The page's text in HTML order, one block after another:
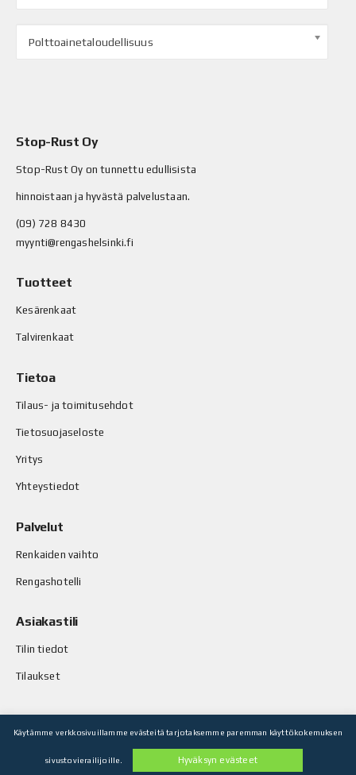
Polttoainetaloudellisuus
Stop-Rust Oy
Stop-Rust Oy on tunnettu edullisista
hinnoistaan ja hyvästä palvelustaan.
(09) 728 8430
myynti@rengashelsinki.fi
Tuotteet
Kesärenkaat
Talvirenkaat
Tietoa
Tilaus- ja toimitusehdot
Tietosuojaseloste
Yritys
Yhteystiedot
Palvelut
Renkaiden vaihto
Rengashotelli
Asiakastili
Tilin tiedot
Tilaukset
© Stop-Rust Oy. Kaikki oikeudet pidätetään.
Käytämme verkkosivuillamme evästeitä tarjotaksemme paremman käyttökokemuksen
sivustovierailijoille. Hyväksyn evästeet